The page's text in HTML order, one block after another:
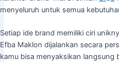
menyeluruh untuk semua
Setiap ide brand memiliki ciri
Efba Maklon dijalankan secara
kamu bisa menyaksikan langsung